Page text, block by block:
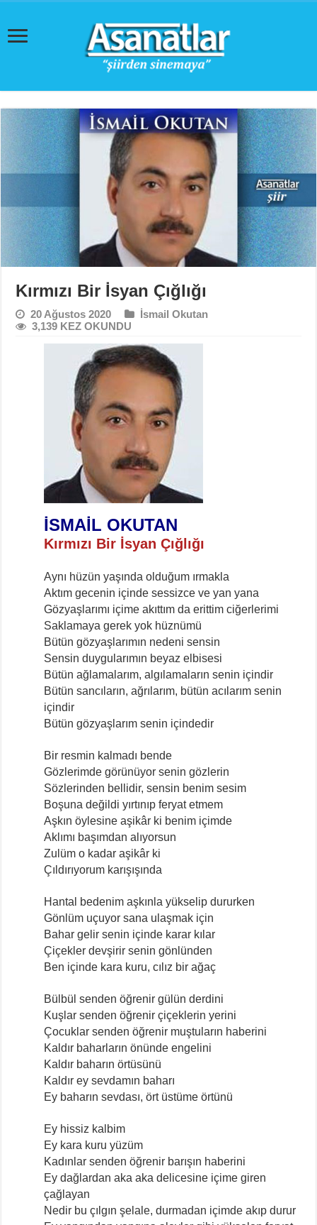
Kırmızı Bir İsyan Çığlığı
20 Ağustos 2020
İsmail Okutan
3,139 KEZ OKUNDU
İSMAİL OKUTAN
Kırmızı Bir İsyan Çığlığı
Aynı hüzün yaşında olduğum ırmakla
Aktım gecenin içinde sessizce ve yan yana
Gözyaşlarımı içime akıttım da erittim ciğerlerimi
Saklamaya gerek yok hüznümü
Bütün gözyaşlarımın nedeni sensin
Sensin duygularımın beyaz elbisesi
Bütün ağlamalarım, algılamaların senin içindir
Bütün sancıların, ağrılarım, bütün acılarım senin
içindir
Bütün gözyaşlarım senin içindedir
Bir resmin kalmadı bende
Gözlerimde görünüyor senin gözlerin
Sözlerinden bellidir, sensin benim sesim
Boşuna değildi yırtınıp feryat etmem
Aşkın öylesine aşikâr ki benim içimde
Aklımı başımdan alıyorsun
Zulüm o kadar aşikâr ki
Çıldırıyorum karışışında
Hantal bedenim aşkınla yükselip dururken
Gönlüm uçuyor sana ulaşmak için
Bahar gelir senin içinde karar kılar
Çiçekler devşirir senin gönlünden
Ben içinde kara kuru, cılız bir ağaç
Bülbül senden öğrenir gülün derdini
Kuşlar senden öğrenir çiçeklerin yerini
Çocuklar senden öğrenir muştuların haberini
Kaldır baharların önünde engelini
Kaldır baharın örtüsünü
Kaldır ey sevdamın baharı
Ey baharın sevdası, ört üstüme örtünü
Ey hissiz kalbim
Ey kara kuru yüzüm
Kadınlar senden öğrenir barışın haberini
Ey dağlardan aka aka delicesine içime giren
çağlayan
Nedir bu çılgın şelale, durmadan içimde akıp durur